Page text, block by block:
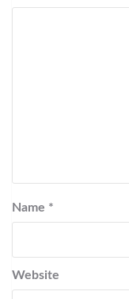
Name *
Website